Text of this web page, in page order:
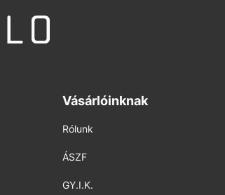
Vásárlóinknak
Rólunk
ÁSZF
GY.I.K.